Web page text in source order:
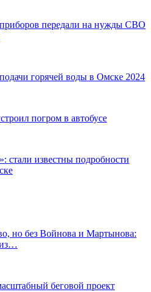
передали на нужды СВО
горячей воды в Омске 2024
погром в автобусе
стали известны подробности
но без Войнова и Мартынова:
беговой проект